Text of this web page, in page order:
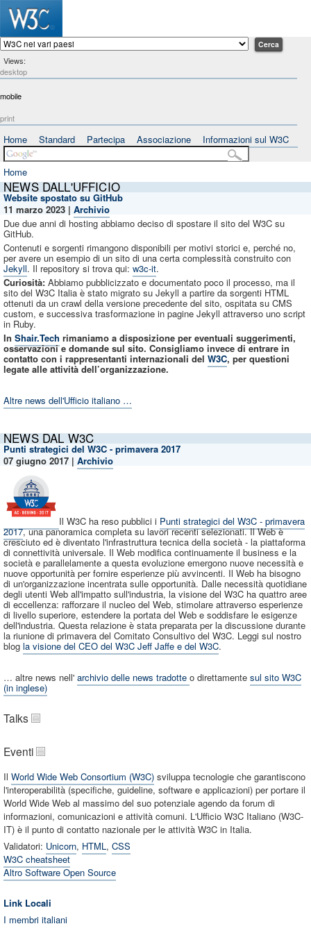
Views:
desktop
mobile
print
Home Standard Partecipa Associazione Informazioni sul W3C
Home
NEWS DALL'UFFICIO
Website spostato su GitHub
11 marzo 2023 | Archivio
Due due anni di hosting abbiamo deciso di spostare il sito del W3C su
GitHub.
Contenuti e sorgenti rimangono disponibili per motivi storici e, perché no,
per avere un esempio di un sito di una certa complessità construito con
Jekyll. Il repository si trova qui: w3c-it.
Curiosità: Abbiamo pubblicizzato e documentato poco il processo, ma il
sito del W3C Italia è stato migrato su Jekyll a partire da sorgenti HTML
ottenuti da un crawl della versione precedente del sito, ospitata su CMS
custom, e successiva trasformazione in pagine Jekyll attraverso uno script
in Ruby.
In Shair.Tech rimaniamo a disposizione per eventuali suggerimenti,
osservazioni e domande sul sito. Consigliamo invece di entrare in
contatto con i rappresentanti internazionali del W3C, per questioni
legate alle attività dell’organizzazione.
Altre news dell'Ufficio italiano …
NEWS DAL W3C
Punti strategici del W3C - primavera 2017
07 giugno 2017 | Archivio
Il W3C ha reso pubblici i Punti strategici del W3C - primavera
2017, una panoramica completa su lavori recenti selezionati. Il Web è
cresciuto ed è diventato l'infrastruttura tecnica della società - la piattaforma
di connettività universale. Il Web modifica continuamente il business e la
società e parallelamente a questa evoluzione emergono nuove necessità e
nuove opportunità per fornire esperienze più avvincenti. Il Web ha bisogno
di un'organizzazione incentrata sulle opportunità. Dalle necessità quotidiane
degli utenti Web all'impatto sull'industria, la visione del W3C ha quattro aree
di eccellenza: rafforzare il nucleo del Web, stimolare attraverso esperienze
di livello superiore, estendere la portata del Web e soddisfare le esigenze
dell'industria. Questa relazione è stata preparata per la discussione durante
la riunione di primavera del Comitato Consultivo del W3C. Leggi sul nostro
blog la visione del CEO del W3C Jeff Jaffe e del W3C.
… altre news nell' archivio delle news tradotte o direttamente sul sito W3C
(in inglese)
Talks
Eventi
Il World Wide Web Consortium (W3C) sviluppa tecnologie che garantiscono
l'interoperabilità (specifiche, guideline, software e applicazioni) per portare il
World Wide Web al massimo del suo potenziale agendo da forum di
informazioni, comunicazioni e attività comuni. L'Ufficio W3C Italiano (W3C-
IT) è il punto di contatto nazionale per le attività W3C in Italia.
Validatori: Unicorn, HTML, CSS
W3C cheatsheet
Altro Software Open Source
Link Locali
I membri italiani